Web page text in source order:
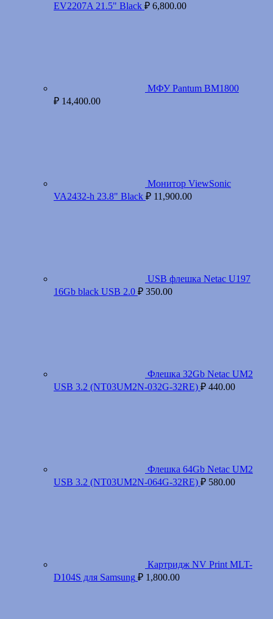
EV2207A 21.5" Black ₽ 6,800.00
МФУ Pantum BM1800
₽ 14,400.00
Монитор ViewSonic
VA2432-h 23.8" Black ₽ 11,900.00
USB флешка Netac U197
16Gb black USB 2.0 ₽ 350.00
Флешка 32Gb Netac UM2
USB 3.2 (NT03UM2N-032G-32RE) ₽ 440.00
Флешка 64Gb Netac UM2
USB 3.2 (NT03UM2N-064G-32RE) ₽ 580.00
Картридж NV Print MLT-
D104S для Samsung ₽ 1,800.00